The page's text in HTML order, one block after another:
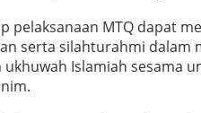
pelaksanaan MTQ dapat
serta silahturahmi dalam
Islamiah sesama